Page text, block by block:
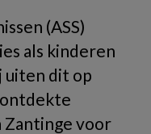
(ASS)
als kinderen
uiten dit op
Zantinge voor